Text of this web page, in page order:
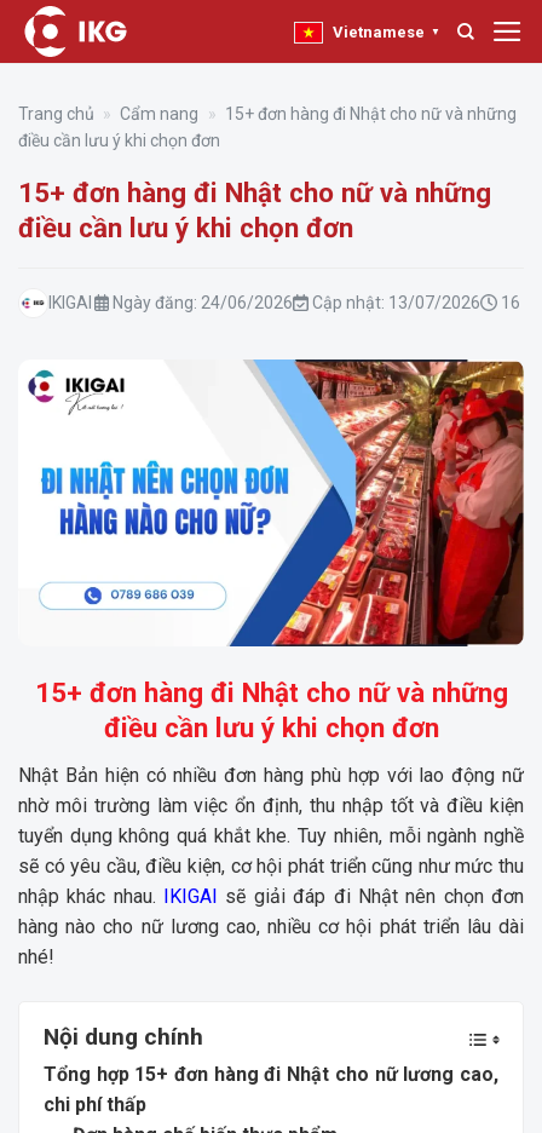
qua
dung
Vietnamese ▼
Trang chủ » Cẩm nang » 15+ đơn hàng đi Nhật cho nữ và những
điều cần lưu ý khi chọn đơn
15+ đơn hàng đi Nhật cho nữ và những
điều cần lưu ý khi chọn đơn
IKIGAI Ngày đăng: 24/06/2026 Cập nhật: 13/07/2026 16
15+ đơn hàng đi Nhật cho nữ và những
điều cần lưu ý khi chọn đơn
Nhật Bản hiện có nhiều đơn hàng phù hợp với lao động nữ
nhờ môi trường làm việc ổn định, thu nhập tốt và điều kiện
tuyển dụng không quá khắt khe. Tuy nhiên, mỗi ngành nghề
sẽ có yêu cầu, điều kiện, cơ hội phát triển cũng như mức thu
nhập khác nhau. IKIGAI sẽ giải đáp đi Nhật nên chọn đơn
hàng nào cho nữ lương cao, nhiều cơ hội phát triển lâu dài
nhé!
Nội dung chính
Tổng hợp 15+ đơn hàng đi Nhật cho nữ lương cao,
chi phí thấp